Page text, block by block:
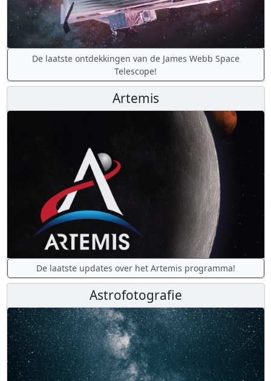
De laatste ontdekkingen van de James Webb Space
Telescope!
Artemis
De laatste updates over het Artemis programma!
Astrofotografie